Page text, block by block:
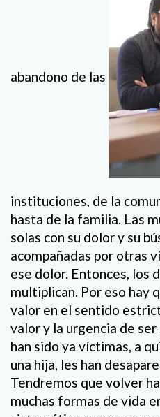
abandono de las
instituciones, de la
hasta de la familia. Las
solas con su dolor y su
acompañadas por otras
ese dolor. Entonces, los
multiplican. Por eso hay
valor en el sentido
valor y la urgencia de
han sido ya víctimas, a
una hija, les han
Tendremos que volver
muchas formas de vida